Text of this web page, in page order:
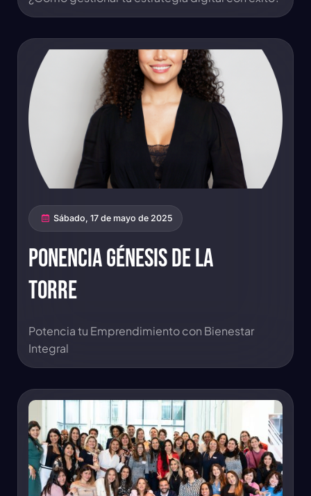
Sábado, 17 de mayo de 2025
Ponencia GÉNESIS DE LA
TORRE
Potencia tu Emprendimiento con Bienestar
Integral